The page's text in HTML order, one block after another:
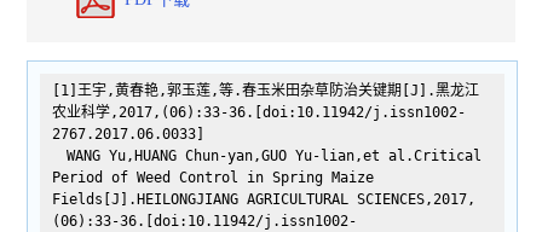
[1]王宇,黄春艳,郭玉莲,等.春玉米田杂草防治关键期[J].黑龙江
农业科学,2017,(06):33-36.[doi:10.11942/j.issn1002-
2767.2017.06.0033]
WANG Yu,HUANG Chun-yan,GUO Yu-lian,et al.Critical
Period of Weed Control in Spring Maize
Fields[J].HEILONGJIANG AGRICULTURAL SCIENCES,2017,
(06):33-36.[doi:10.11942/j.issn1002-